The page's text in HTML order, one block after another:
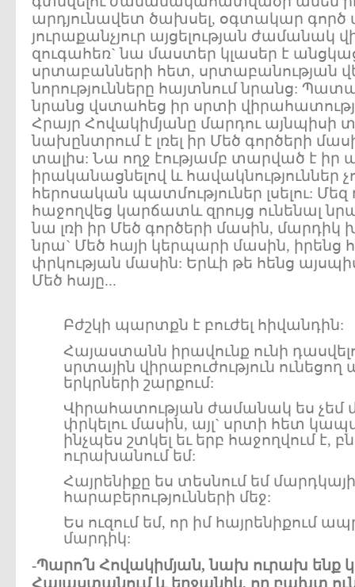
արդյունավետ ծախսել, օգտակար գործ
յուրաքանչյուր այցելության ժամանակ
զուգահեռ` նա մաստեր կլասեր է
սրտաբանների հետ, սրտաբանության
նորությունները հայտնում նրանց:
նրանց վստահեց իր սրտի
Հրայր Հովակիմյանը մարդու այնպիսի
նախընտրում է լռել իր Մեծ գործերի
տալիս: Նա ողջ էությամբ տարված է իր
իրականացնելով և հավակնություններ
հերոսական պատմություներ լսելու:
հաջողվեց կարճատև զրույց ունենալ
նա լռի իր Մեծ գործերի մասին, մարդիկ
նրա` Մեծ հայի կերպարի մասին, իրենց
փրկության մասին: Երևի թե հենց
Մեծ հայը...
Բժշկի պարտքն է բուժել հիվանդին:
Հայաստանն իրավունք ունի
սրտային վիրաբուժություն ունեցող
երկրների շարքում:
Վիրահատության ժամանակ ես չեմ
փրկելու մասին, այլ` սրտի հետ
ինչպես շտկել եւ երբ հաջողվում է,
ուրախանում եմ:
Հայրենիքը ես տեսնում եմ
հարաբերությունների մեջ:
Ես ուզում եմ, որ իմ հայրենիքում
մարդիկ:
-Պարո՛ն Հովակիմյան, նախ ուրախ ենք
Հայաստանում և երջանիկ, որ բախտ